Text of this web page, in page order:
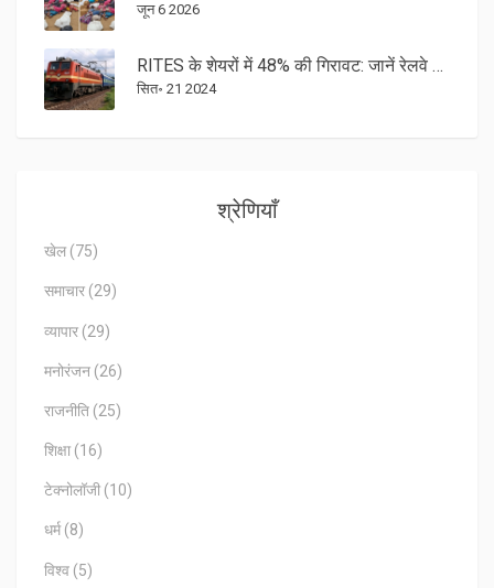
जून 6 2026
RITES के शेयरों में 48% की गिरावट: जानें रेलवे PSU स्टॉक में धड़ाम क्यों हुआ
सित॰ 21 2024
श्रेणियाँ
खेल (75)
समाचार (29)
व्यापार (29)
मनोरंजन (26)
राजनीति (25)
शिक्षा (16)
टेक्नोलॉजी (10)
धर्म (8)
विश्व (5)